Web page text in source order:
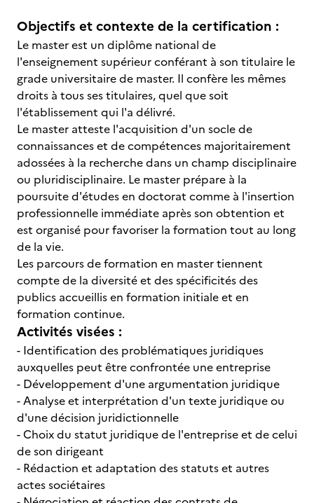
Objectifs et contexte de la certification :
Le master est un diplôme national de
l'enseignement supérieur conférant à son titulaire le
grade universitaire de master. Il confère les mêmes
droits à tous ses titulaires, quel que soit
l'établissement qui l'a délivré.
Le master atteste l'acquisition d'un socle de
connaissances et de compétences majoritairement
adossées à la recherche dans un champ disciplinaire
ou pluridisciplinaire. Le master prépare à la
poursuite d'études en doctorat comme à l'insertion
professionnelle immédiate après son obtention et
est organisé pour favoriser la formation tout au long
de la vie.
Les parcours de formation en master tiennent
compte de la diversité et des spécificités des
publics accueillis en formation initiale et en
formation continue.
Activités visées :
- Identification des problématiques juridiques
auxquelles peut être confrontée une entreprise
- Développement d'une argumentation juridique
- Analyse et interprétation d'un texte juridique ou
d'une décision juridictionnelle
- Choix du statut juridique de l'entreprise et de celui
de son dirigeant
- Rédaction et adaptation des statuts et autres
actes sociétaires